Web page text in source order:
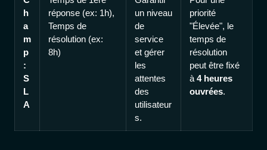
h
a
m
p
:
S
L
A
réponse (ex: 1h),
Temps de
résolution (ex:
8h)
un niveau
de
service
et gérer
les
attentes
des
utilisateur
s.
priorité
"Élevée", le
temps de
résolution
peut être fixé
à 4 heures
ouvrées.